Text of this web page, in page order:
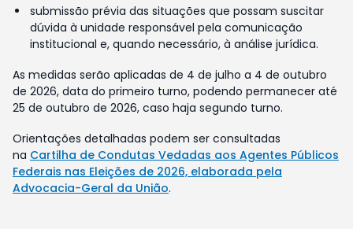
submissão prévia das situações que possam suscitar
dúvida à unidade responsável pela comunicação
institucional e, quando necessário, à análise jurídica.
As medidas serão aplicadas de 4 de julho a 4 de outubro
de 2026, data do primeiro turno, podendo permanecer até
25 de outubro de 2026, caso haja segundo turno.
Orientações detalhadas podem ser consultadas
na Cartilha de Condutas Vedadas aos Agentes Públicos
Federais nas Eleições de 2026, elaborada pela
Advocacia-Geral da União.